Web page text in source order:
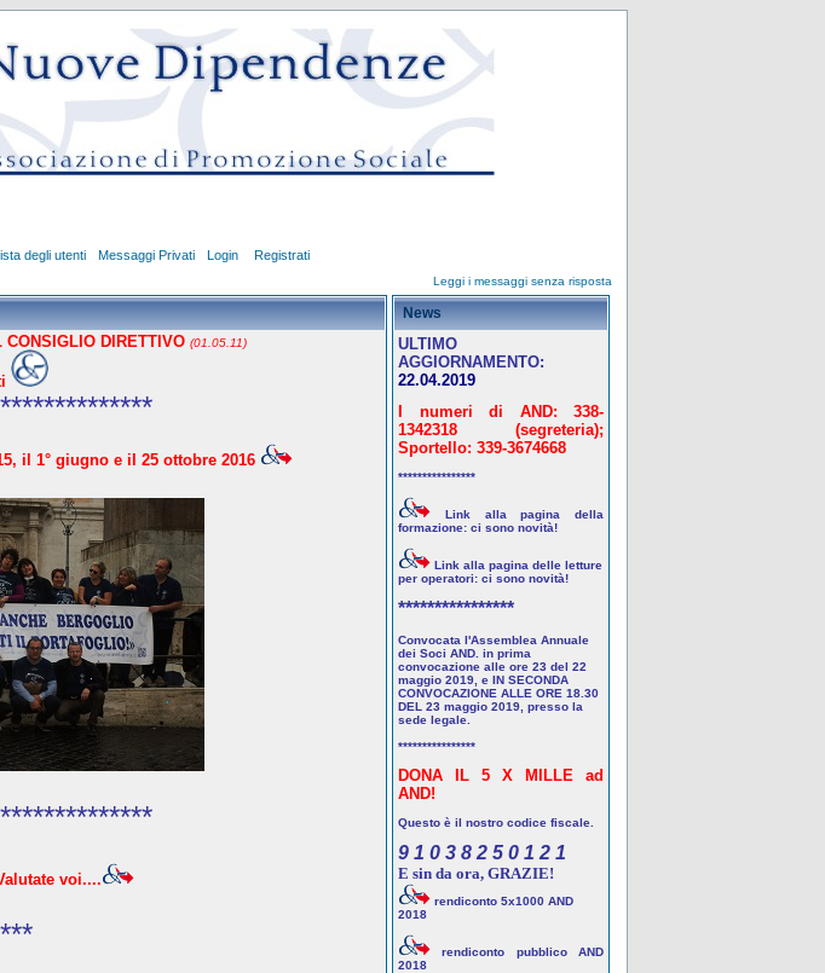
degli utenti Messaggi Privati Login Registrati
Leggi i messaggi senza risposta
DIRETTIVO (01.05.11)
il 1° giugno e il 25 ottobre 2016
voi....
News
ULTIMO
AGGIORNAMENTO:
22.04.2019
I numeri di AND: 338-
1342318 (segreteria);
Sportello: 339-3674668
****************
Link alla pagina della
formazione: ci sono novità!
Link alla pagina delle letture
per operatori: ci sono novità!
****************
Convocata l'Assemblea Annuale
dei Soci AND. in prima
convocazione alle ore 23 del 22
maggio 2019, e IN SECONDA
CONVOCAZIONE ALLE ORE 18.30
DEL 23 maggio 2019, presso la
sede legale.
****************
DONA IL 5 X MILLE ad
AND!
Questo è il nostro codice fiscale.
9 1 0 3 8 2 5 0 1 2 1
E sin da ora, GRAZIE!
rendiconto 5x1000 AND
2018
rendiconto pubblico AND
2018